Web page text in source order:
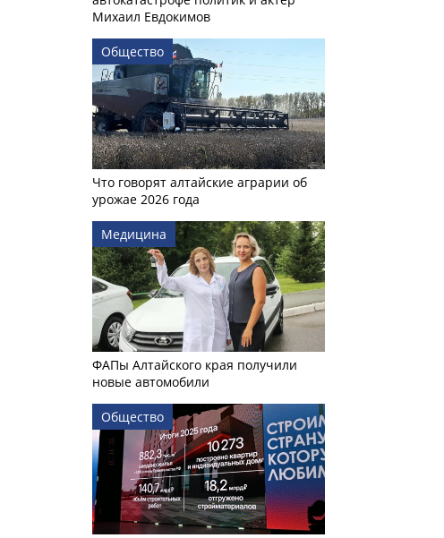
Михаил Евдокимов
Общество
Что говорят алтайские аграрии об
урожае 2026 года
Медицина
ФАПы Алтайского края получили
новые автомобили
Общество